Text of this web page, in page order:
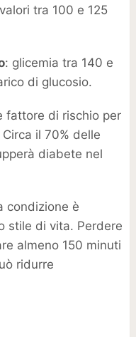
tra 100 e 125
: glicemia tra 140 e
di glucosio.
fattore di rischio per
il 70% delle
diabete nel
condizione è
stile di vita. Perdere
almeno 150 minuti
ridurre